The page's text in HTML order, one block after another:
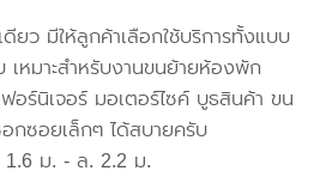
ยว มีให้ลูกค้าเลือกใช้บริการทั้งแบบ
หมาะสำหรับงานขนย้ายห้องพัก
อร์นิเจอร์ มอเตอร์ไซค์ บูธสินค้า ขน
กซอยเล็กๆ ได้สบายครับ
ม. - ล. 2.2 ม.